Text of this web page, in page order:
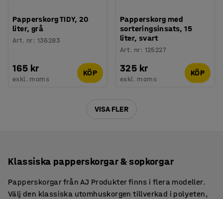
Papperskorg TIDY, 20
liter, grå
Art. nr: 136283
165 kr
exkl. moms
KÖP
Papperskorg med
sorteringsinsats, 15
liter, svart
Art. nr: 125227
325 kr
exkl. moms
KÖP
VISA FLER
Klassiska papperskorgar & sopkorgar
Papperskorgar från AJ Produkter finns i flera modeller.
Välj den klassiska utomhuskorgen tillverkad i polyeten,